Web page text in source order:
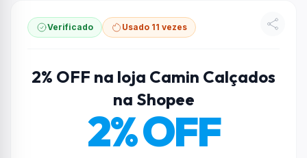
Verificado Usado 11 vezes
2% OFF na loja Camin Calçados
na Shopee
2% OFF